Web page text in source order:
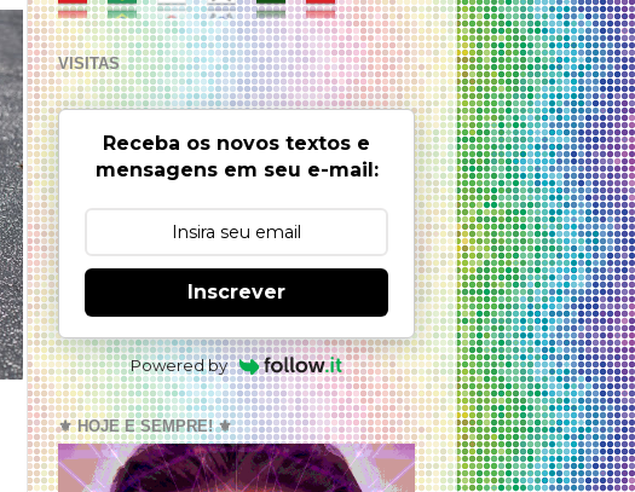
VISITAS
Receba os novos textos e
mensagens em seu e-mail:
Inscrever
Powered by
⚜️ HOJE E SEMPRE! ⚜️